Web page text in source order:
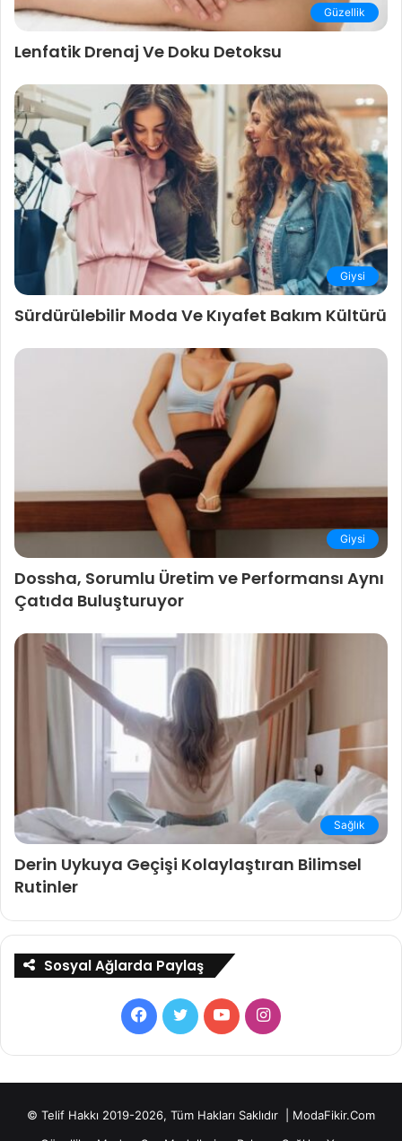
Güzellik
Lenfatik Drenaj Ve Doku Detoksu
Giysi
Sürdürülebilir Moda Ve Kıyafet Bakım Kültürü
Giysi
Dossha, Sorumlu Üretim ve Performansı Aynı
Çatıda Buluşturuyor
Sağlık
Derin Uykuya Geçişi Kolaylaştıran Bilimsel
Rutinler
Sosyal Ağlarda Paylaş
Facebook
TwitterYouTubeInstagram
© Telif Hakkı 2019-2026, Tüm Hakları Saklıdır | ModaFikir.Com